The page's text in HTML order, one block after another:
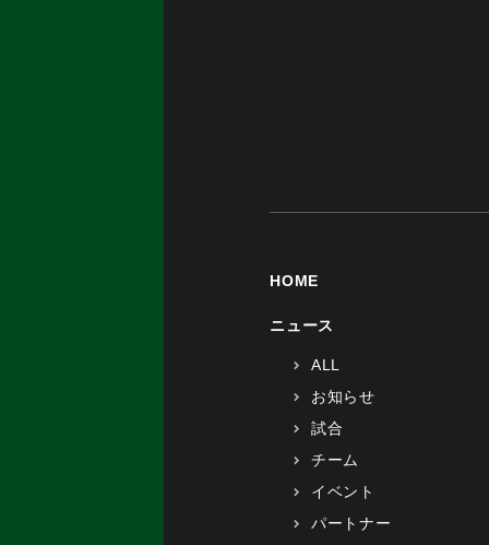
HOME
ニュース
ALL
お知らせ
試合
チーム
イベント
パートナー